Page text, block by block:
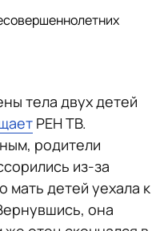
тела двух детей
РЕН ТВ.
родители
из-за
мать детей уехала к
она